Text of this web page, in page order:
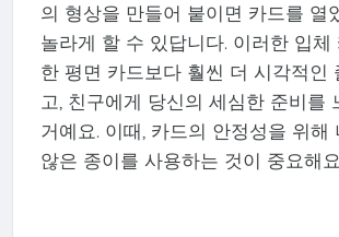
의 형상을 만들어 붙이면 카드를 열
놀라게 할 수 있답니다. 이러한 입체
한 평면 카드보다 훨씬 더 시각적인
고, 친구에게 당신의 세심한 준비를
거예요. 이때, 카드의 안정성을 위해
않은 종이를 사용하는 것이 중요해